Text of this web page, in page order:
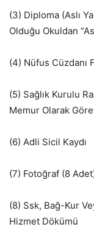
(3) Diploma (Aslı
Olduğu Okuldan
(4) Nüfus Cüzdanı
(5) Sağlık Kurulu
Memur Olarak
(6) Adli Sicil Kaydı
(7) Fotoğraf (8
(8) Ssk, Bağ-Kur
Hizmet Dökümü